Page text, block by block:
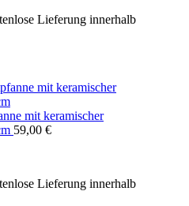
Lieferung innerhalb
mit keramischer
59,00 €
Lieferung innerhalb